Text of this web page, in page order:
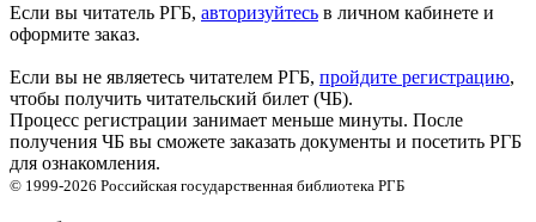
Если вы читатель РГБ, авторизуйтесь в личном кабинете и
оформите заказ.
Если вы не являетесь читателем РГБ, пройдите регистрацию,
чтобы получить читательский билет (ЧБ).
Процесс регистрации занимает меньше минуты. После
получения ЧБ вы сможете заказать документы и посетить РГБ
для ознакомления.
© 1999-2026 Российская государственная библиотека РГБ